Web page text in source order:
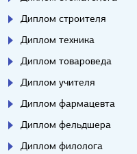
Диплом строителя
Диплом техника
Диплом товароведа
Диплом учителя
Диплом фармацевта
Диплом фельдшера
Диплом филолога